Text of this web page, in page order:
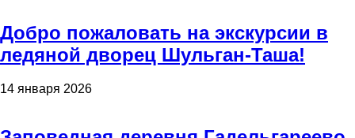
Добро пожаловать на экскурсии в
ледяной дворец Шульган-Таша!
14 января 2026